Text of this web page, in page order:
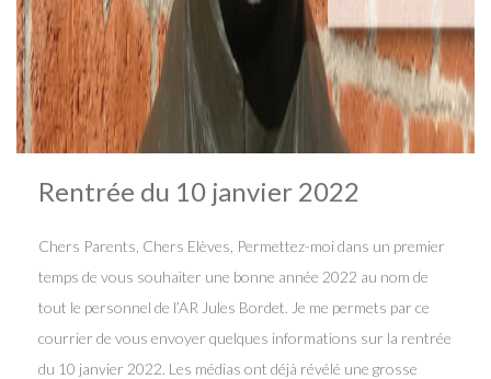
Rentrée du 10 janvier 2022
Chers Parents, Chers Elèves, Permettez-moi dans un premier
temps de vous souhaiter une bonne année 2022 au nom de
tout le personnel de l’AR Jules Bordet. Je me permets par ce
courrier de vous envoyer quelques informations sur la rentrée
du 10 janvier 2022. Les médias ont déjà révélé une grosse